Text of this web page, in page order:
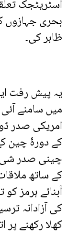
اسٹریٹجک
بحری جہازوں
ظاہر کی۔
یہ پیش رفت
میں سامنے
امریکی صدر
کے دورۂ چین
چینی صدر
کے ساتھ
آبنائے ہرمز کو
کی آزادانہ
کھلا رکھنے پر